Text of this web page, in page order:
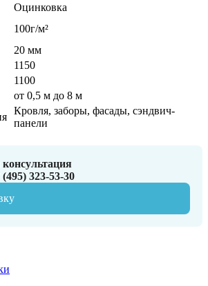
Оцинковка
100г/м²
20 мм
1150
1100
от 0,5 м до 8 м
Кровля, заборы, фасады, сэндвич-
панели
(495) 323-53-30